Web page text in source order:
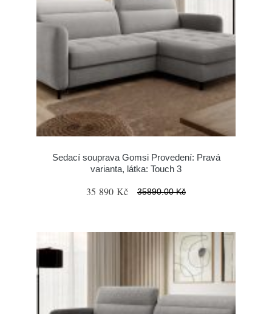
Sedací souprava Gomsi Provedení: Pravá
varianta, látka: Touch 3
35 890 Kč 35890.00 Kč